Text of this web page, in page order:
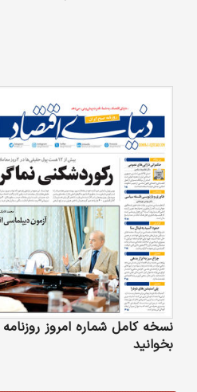
نسخه کامل شماره امروز روزنامه
بخوانید